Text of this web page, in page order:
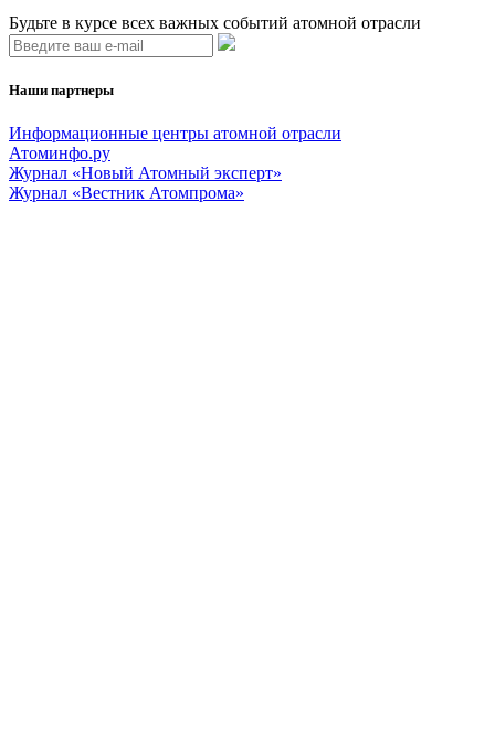
Будьте в курсе всех важных событий атомной отрасли
Наши партнеры
Информационные центры атомной отрасли
Атоминфо.ру
Журнал «Новый Атомный эксперт»
Журнал «Вестник Атомпрома»